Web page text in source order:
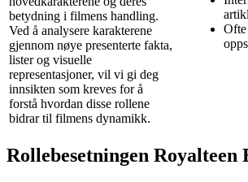
betydning i filmens handling.
Ved å analysere karakterene
gjennom nøye presenterte fakta,
lister og visuelle
representasjoner, vil vi gi deg
innsikten som kreves for å
forstå hvordan disse rollene
bidrar til filmens dynamikk.
Ofte
Rollebesetningen Royalteen